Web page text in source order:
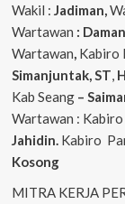
Wakil : Jadiman,
Wartawan :
Wartawan, Kabiro
Simanjuntak, ST,
Kab Seang–
Wartawan :
Jahidin. Kabiro
Kosong
MITRA KERJA